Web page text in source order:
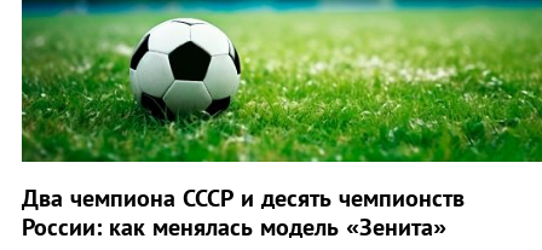
Два чемпиона СССР и десять чемпионств
России: как менялась модель «Зенита»